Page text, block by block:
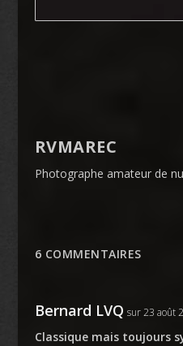
RVMAREC
Photographe amateur de
6 COMMENTAIRES
Bernard LVQ sur 23 août
Classique mais toujours